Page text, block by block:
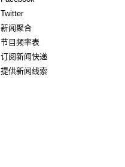
TwitterOpens in new window
新闻聚合
节目频率表
订阅新闻快递
提供新闻线索